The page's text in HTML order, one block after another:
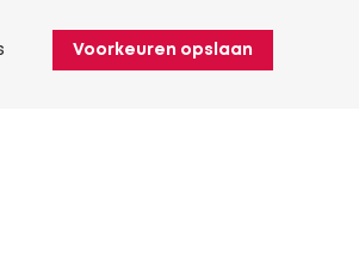
Voorkeuren opslaan